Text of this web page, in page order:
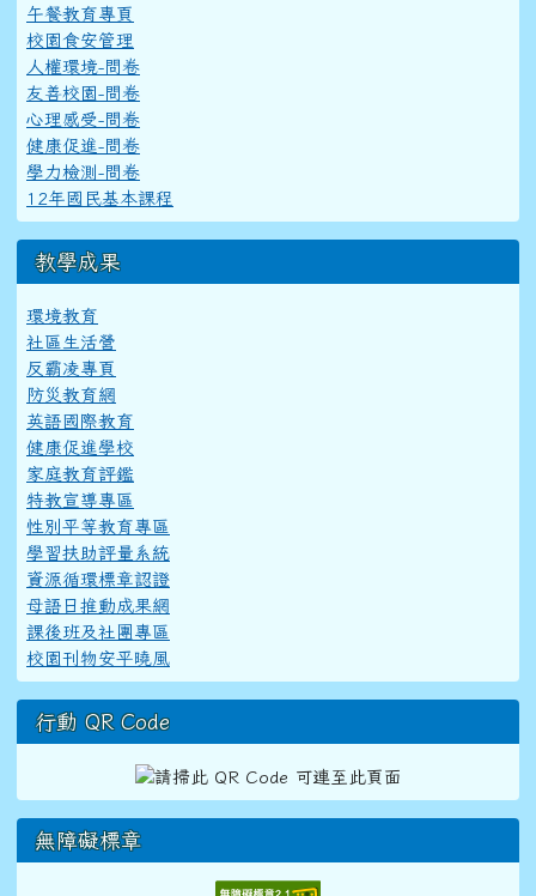
午餐教育專頁
校園食安管理
人權環境-問卷
友善校園-問卷
心理感受-問卷
健康促進-問卷
學力檢測-問卷
12年國民基本課程
教學成果
環境教育
社區生活營
反霸凌專頁
防災教育網
英語國際教育
健康促進學校
家庭教育評鑑
特教宣導專區
性別平等教育專區
學習扶助評量系統
資源循環標章認證
母語日推動成果網
課後班及社團專區
校園刊物安平曉風
行動 QR Code
無障礙標章